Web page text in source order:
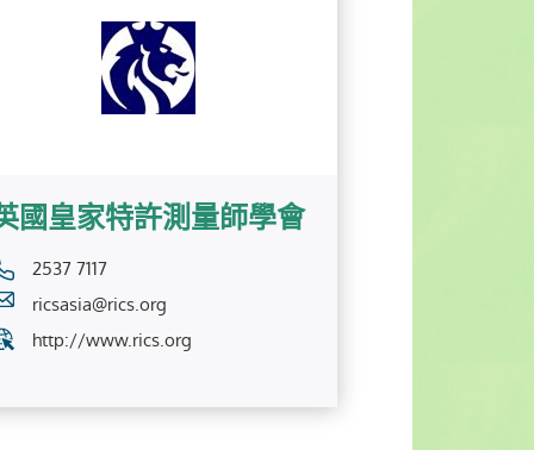
國皇家特許測量師學會
2537 7117
ricsasia@rics.org
http://www.rics.org